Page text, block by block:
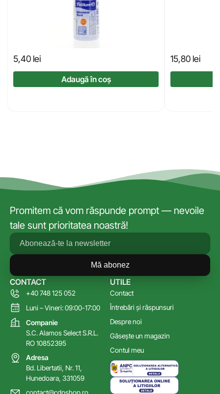
5,40 lei
Adaugă în coș
15,80 lei
Promitem că vom răspunde prompt — nevoile
tale sunt prioritatea noastră!
Mă abonez
UTILE
Contact
Întrebări și răspunsuri
Despre noi
Găsește un magazin
Contul meu
CONTACT
+40 748 125 052
Luni – Vineri: 09:00-17:00
Companie
S.C. Alamos Select S.R.L.
RO 10852395
Adresa
Bd. Libertatii, Nr. 11,
Hunedoara, 331059
contact@cdpshop.ro